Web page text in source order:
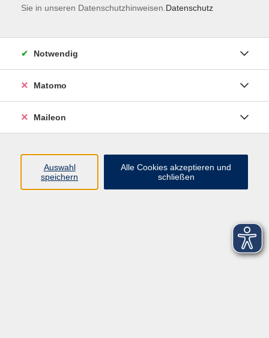
Datenschutzerklärung
Sie in unseren Datenschutzhinweisen. Datenschutz
Notwendig
Matomo
Maileon
Auswahl
speichern
Alle Cookies akzeptieren und
schließen